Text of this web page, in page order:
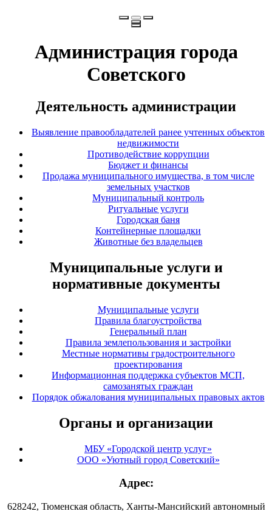
Администрация города
Советского
Деятельность администрации
Выявление правообладателей ранее учтенных объектов
недвижимости
Противодействие коррупции
Бюджет и финансы
Продажа муниципального имущества, в том числе
земельных участков
Муниципальный контроль
Ритуальные услуги
Городская баня
Контейнерные площадки
Животные без владельцев
Муниципальные услуги и
нормативные документы
Муниципальные услуги
Правила благоустройства
Генеральный план
Правила землепользования и застройки
Местные нормативы градостроительного
проектирования
Информационная поддержка субъектов МСП,
самозанятых граждан
Порядок обжалования муниципальных правовых актов
Органы и организации
МБУ «Городской центр услуг»
ООО «Уютный город Советский»
Адрес:
628242, Тюменская область, Ханты-Мансийский автономный